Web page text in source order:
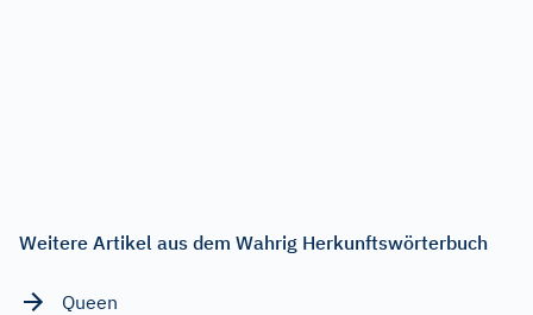
Weitere Artikel aus dem Wahrig Herkunftswörterbuch
Queen